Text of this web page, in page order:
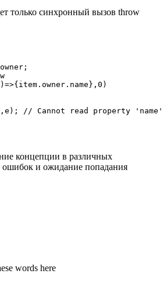
только синхронный вызов throw
// Cannot read property
концепции в различных
ошибок и ожидание попадания
words here